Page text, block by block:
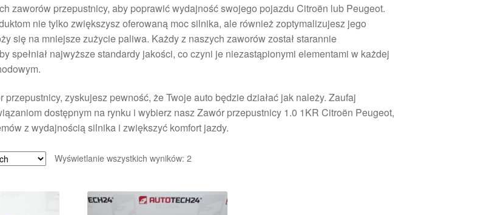
zaworów przepustnicy, aby poprawić wydajność swojego pojazdu Citroën lub Peugeot.
nie tylko zwiększysz oferowaną moc silnika, ale również zoptymalizujesz jego
się na mniejsze zużycie paliwa. Każdy z naszych zaworów został starannie
spełniał najwyższe standardy jakości, co czyni je niezastąpionymi elementami w każdej
przepustnicy, zyskujesz pewność, że Twoje auto będzie działać jak należy. Zaufaj
dostępnym na rynku i wybierz nasz Zawór przepustnicy 1.0 1KR Citroën Peugeot,
z wydajnością silnika i zwiększyć komfort jazdy.
Wyświetlanie wszystkich wyników: 2Posortowane